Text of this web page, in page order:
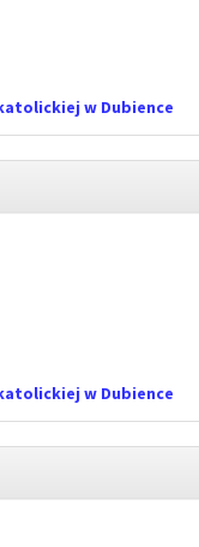
w Dubience
w Dubience